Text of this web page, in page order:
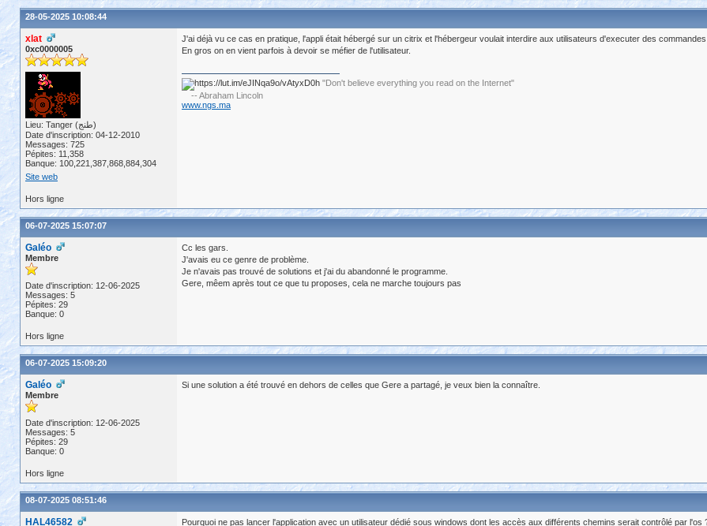
28-05-2025 10:08:44
xlat
0xc0000005
Lieu: Tanger (طنج)
Date d'inscription: 04-12-2010
Messages: 725
Pépites: 11,358
Banque: 100,221,387,868,884,304
Site web
J'ai déjà vu ce cas en pratique, l'appli était hébergé sur un citrix et l'hébergeur voulait interdire aux utilisateurs d'executer des
En gros on en vient parfois à devoir se méfier de l'utilisateur.
"Don't believe everything you read on the Internet"
-- Abraham Lincoln
www.ngs.ma
Hors ligne
06-07-2025 15:07:07
Galéo
Membre
Date d'inscription: 12-06-2025
Messages: 5
Pépites: 29
Banque: 0
Cc les gars.
J'avais eu ce genre de problème.
Je n'avais pas trouvé de solutions et j'ai du abandonné le programme.
Gere, mêem après tout ce que tu proposes, cela ne marche toujours pas
Hors ligne
06-07-2025 15:09:20
Galéo
Membre
Date d'inscription: 12-06-2025
Messages: 5
Pépites: 29
Banque: 0
Si une solution a été trouvé en dehors de celles que Gere a partagé, je veux bien la connaître.
Hors ligne
08-07-2025 08:51:46
HAL46582 Pourquoi ne pas lancer l'application avec un utilisateur dédié sous windows dont les accès aux différents chemins serait contrôlé par l'os